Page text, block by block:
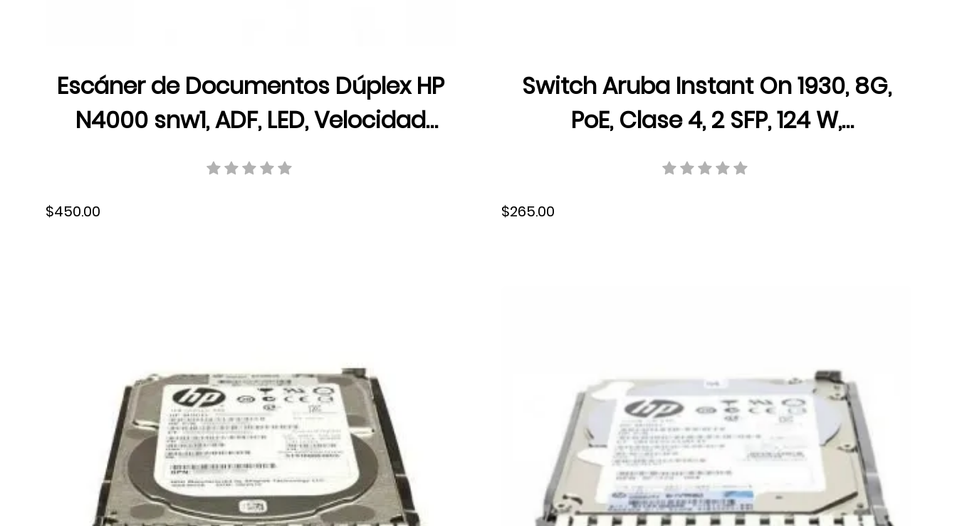
Escáner de Documentos Dúplex HP
N4000 snw1, ADF, LED, Velocidad
hasta 40 ppm/80 ipm, Resolución
$450.00
Switch Aruba Instant On 1930, 8G,
PoE, Clase 4, 2 SFP, 124 W,
Velocidad 14.88 Mpps,
$265.00